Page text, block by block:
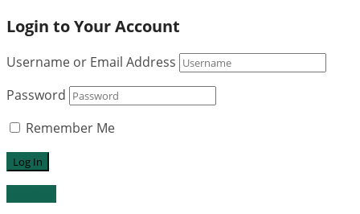
Login to Your Account
Username or Email Address
Password
Remember Me